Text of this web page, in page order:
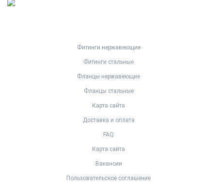
Фитинги нержавеющие
Фитинги стальные
Фланцы нержавеющие
Фланцы стальные
Карта сайта
Доставка и оплата
FAQ
Карта сайта
Вакансии
Пользовательское соглашение